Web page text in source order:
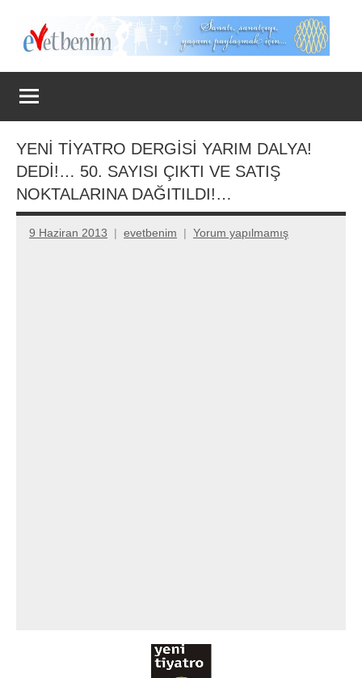
Evet
Benim
YENİ TİYATRO DERGİSİ YARIM DALYA!
DEDİ!… 50. SAYISI ÇIKTI VE SATIŞ
NOKTALARINA DAĞITILDI!…
9 Haziran 2013 evetbenim Yorum yapılmamış